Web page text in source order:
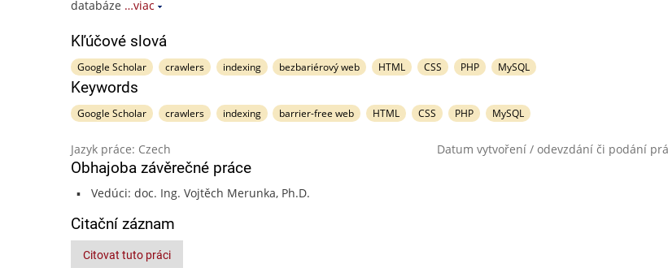
databáze …viac
Kľúčové slová
Google Scholar crawlers indexing bezbariérový web HTML CSS PHP MySQL
Keywords
Google Scholar crawlers indexing barrier-free web HTML CSS PHP MySQL
Jazyk práce: Czech Datum vytvoření / odevzdání či podání
Obhajoba závěrečné práce
Vedúci: doc. Ing. Vojtěch Merunka, Ph.D.
Citační záznam
Citovat tuto práci